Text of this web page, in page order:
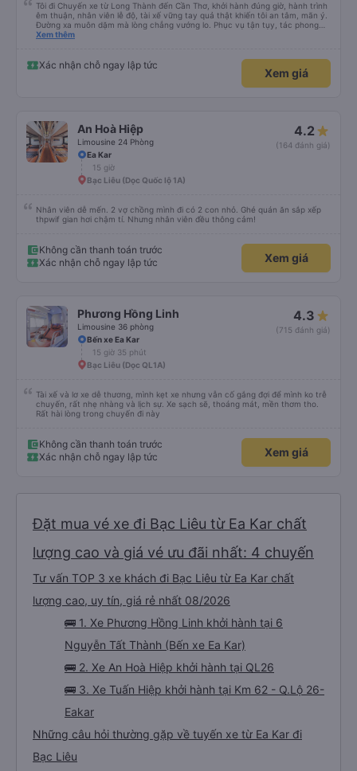
Tôi đi Chuyến xe từ Long Thành đến Cần Thơ, khởi hành đúng giờ, hành trình
êm thuận, nhân viên lễ độ, tài xế vững tay quả thật khiến tôi an tâm, mãn ý.
Đường xa muôn dặm mà lòng chẳng vướng lo. Phục vụ tận tụy, tác phong
nghiêm cẩn, hiếm thấy giữa thời buổi kim tiền vội vã. Xã hội loạn đạo. Xin gửi
Xem thêm
Xác nhận chỗ ngay lập tức
Xem giá
An Hoà Hiệp
Limousine 24 Phòng
4.2
(164 đánh giá)
Ea Kar
15 giờ
Bạc Liêu (Dọc Quốc lộ 1A)
Nhân viên dễ mến. 2 vợ chồng mình đi có 2 con nhỏ. Ghé quán ăn sắp xếp
thpwif gian hơi chậm tí. Nhưng nhân viên đều thông cảm!
Không cần thanh toán trước
Xác nhận chỗ ngay lập tức
Xem giá
Phương Hồng Linh
Limousine 36 phòng
4.3
(715 đánh giá)
Bến xe Ea Kar
15 giờ 35 phút
Bạc Liêu (Dọc QL1A)
Tài xế và lơ xe dễ thương, mình kẹt xe nhưng vẫn cố gắng đợi để mình ko trễ
chuyến, rất nhẹ nhàng và lịch sự. Xe sạch sẽ, thoáng mát, mền thơm tho.
Rất hài lòng trong chuyến đi này
Không cần thanh toán trước
Xác nhận chỗ ngay lập tức
Xem giá
Đặt mua vé xe đi Bạc Liêu từ Ea Kar chất
lượng cao và giá vé ưu đãi nhất: 4 chuyến
Tư vấn TOP 3 xe khách đi Bạc Liêu từ Ea Kar chất
lượng cao, uy tín, giá rẻ nhất 08/2026
🚌 1. Xe Phương Hồng Linh khởi hành tại 6
Nguyễn Tất Thành (Bến xe Ea Kar)
🚌 2. Xe An Hoà Hiệp khởi hành tại QL26
🚌 3. Xe Tuấn Hiệp khởi hành tại Km 62 - Q.Lộ 26-
Eakar
Những câu hỏi thường gặp về tuyến xe từ Ea Kar đi
Bạc Liêu